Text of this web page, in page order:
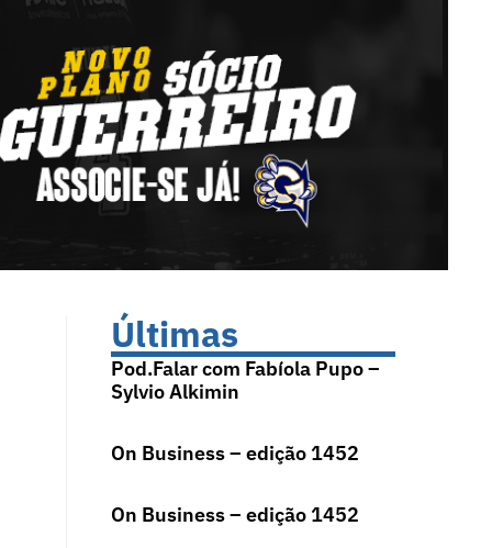
Últimas
Pod.Falar com Fabíola Pupo –
Sylvio Alkimin
On Business – edição 1452
On Business – edição 1452